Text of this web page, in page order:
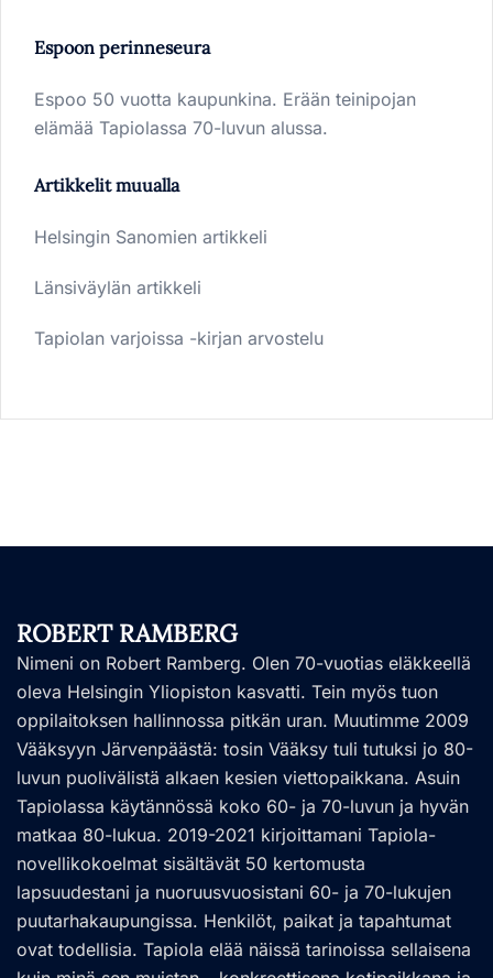
Espoon perinneseura
Espoo 50 vuotta kaupunkina. Erään teinipojan
elämää Tapiolassa 70-luvun alussa.
Artikkelit muualla
Helsingin Sanomien artikkeli
Länsiväylän artikkeli
Tapiolan varjoissa -kirjan arvostelu
ROBERT RAMBERG
Nimeni on Robert Ramberg. Olen 70-vuotias eläkkeellä
oleva Helsingin Yliopiston kasvatti. Tein myös tuon
oppilaitoksen hallinnossa pitkän uran. Muutimme 2009
Vääksyyn Järvenpäästä: tosin Vääksy tuli tutuksi jo 80-
luvun puolivälistä alkaen kesien viettopaikkana. Asuin
Tapiolassa käytännössä koko 60- ja 70-luvun ja hyvän
matkaa 80-lukua. 2019-2021 kirjoittamani Tapiola-
novellikokoelmat sisältävät 50 kertomusta
lapsuudestani ja nuoruusvuosistani 60- ja 70-lukujen
puutarhakaupungissa. Henkilöt, paikat ja tapahtumat
ovat todellisia. Tapiola elää näissä tarinoissa sellaisena